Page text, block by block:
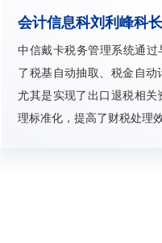
会计信息科刘利峰科长
中信戴卡税务管理系统通
了税基自动抽取、税金自动
尤其是实现了出口退税相
理标准化，提高了财税处理